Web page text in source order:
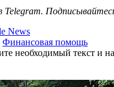
Telegram.
News
Финансовая помощь
необходимый текст и